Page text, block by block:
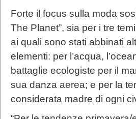
Forte il focus sulla moda
The Planet”, sia per i tre
ai quali sono stati abbinati
elementi: per l’acqua,
battaglie ecologiste per il
sua danza aerea; e per la
considerata madre di ogni